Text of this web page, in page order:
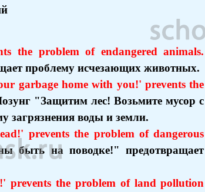
the problem of endangered animals.
проблему исчезающих животных.
garbage home with you!' prevents the
"Защитим лес! Возьмите мусор с
загрязнения воды и земли.
prevents the problem of dangerous
быть на поводке!" предотвращает
prevents the problem of land pollution